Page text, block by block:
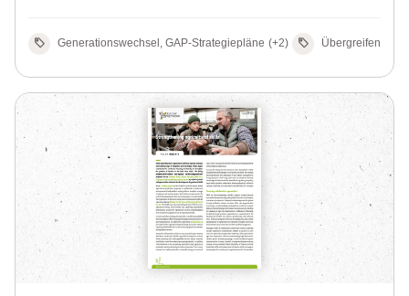
Generationswechsel, GAP-Strategiepläne (+2) Übergreifende